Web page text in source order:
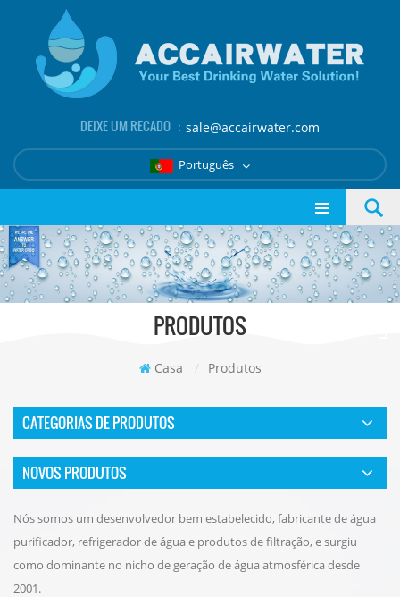
DEIXE UM RECADO ： sale@accairwater.com
Português
PRODUTOS
Casa / Produtos
CATEGORIAS DE PRODUTOS
NOVOS PRODUTOS
Nós somos um desenvolvedor bem estabelecido, fabricante de água
purificador, refrigerador de água e produtos de filtração, e surgiu
como dominante no nicho de geração de água atmosférica desde
2001.